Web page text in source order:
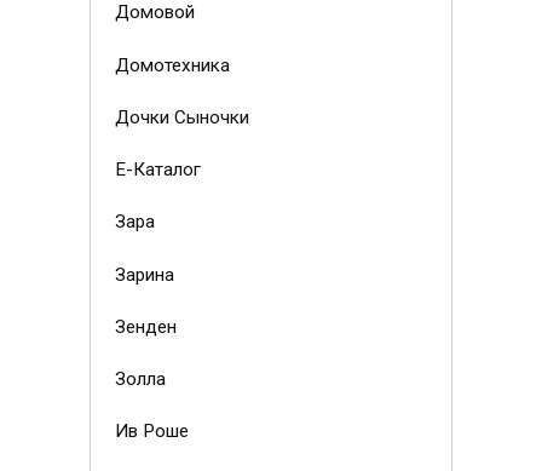
Домовой
Домотехника
Дочки Сыночки
Е-Каталог
Зара
Зарина
Зенден
Золла
Ив Роше